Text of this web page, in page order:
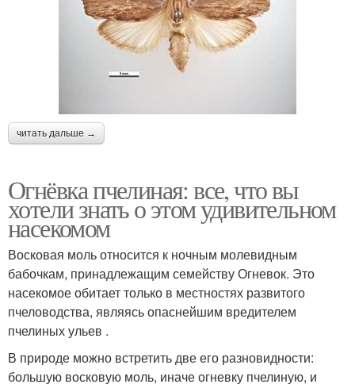
читать дальше →
Огнёвка пчелиная: все, что вы
хотели знать о этом удивительном
насекомом
Восковая моль относится к ночным молевидным
бабочкам, принадлежащим семейству Огневок. Это
насекомое обитает только в местностях развитого
пчеловодства, являясь опаснейшим вредителем
пчелиных ульев .
В природе можно встретить две его разновидности:
большую восковую моль, иначе огневку пчелиную, и